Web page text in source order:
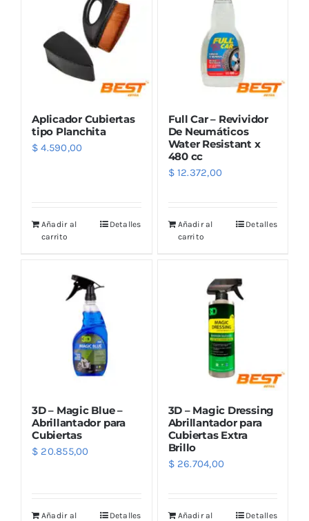
Aplicador Cubiertas
tipo Planchita
$ 4.590,00
Añadir al
carrito
Detalles
Full Car – Revividor
De Neumáticos
Water Resistant x
480 cc
$12.372,00
Añadir al
carrito
Detalles
3D – Magic Blue –
Abrillantador para
Cubiertas
$ 20.855,00
Añadir al
Detalles
3D – Magic Dressing
Abrillantador para
Cubiertas Extra
Brillo
$26.704,00
Añadir al
Detalles